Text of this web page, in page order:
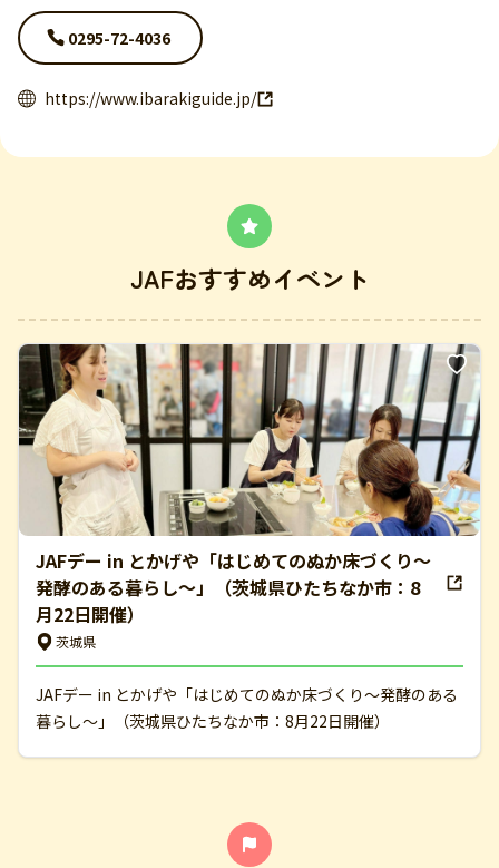
0295-72-4036
https://www.ibarakiguide.jp/
JAFおすすめイベント
JAFデー in とかげや「はじめてのぬか床づくり～
発酵のある暮らし～」（茨城県ひたちなか市：8
月22日開催）
茨城県
JAFデー in とかげや「はじめてのぬか床づくり～発酵のある
暮らし～」（茨城県ひたちなか市：8月22日開催）